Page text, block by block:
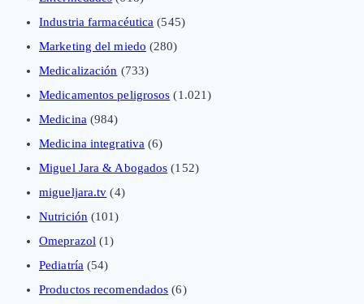
Industria farmacéutica (545)
Marketing del miedo (280)
Medicalización (733)
Medicamentos peligrosos (1.021)
Medicina(984)
Medicina integrativa (6)
Miguel Jara & Abogados (152)
migueljara.tv (4)
Nutrición(101)
Omeprazol(1)
Pediatría(54)
Productos recomendados (6)